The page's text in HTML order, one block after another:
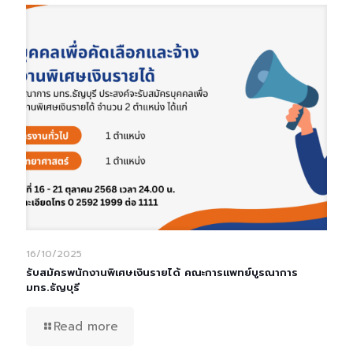
16/10/2025
รับสมัครพนักงานพิเศษเงินรายได้ คณะการแพทย์บูรณาการ
มทร.ธัญบุรี
Read more